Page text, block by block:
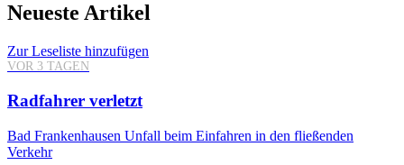
Neueste Artikel
Zur Leseliste hinzufügen
VOR 3 TAGEN
Radfahrer verletzt
Bad Frankenhausen Unfall beim Einfahren in den fließenden
Verkehr